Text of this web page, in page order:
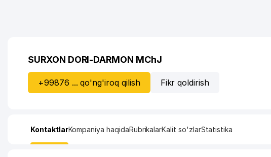
SURXON DORI-DARMON MChJ
+99876 ... qo'ng'iroq qilish Fikr qoldirish
KontaktlarKompaniya haqidaRubrikalarKalit so'zlarStatistika